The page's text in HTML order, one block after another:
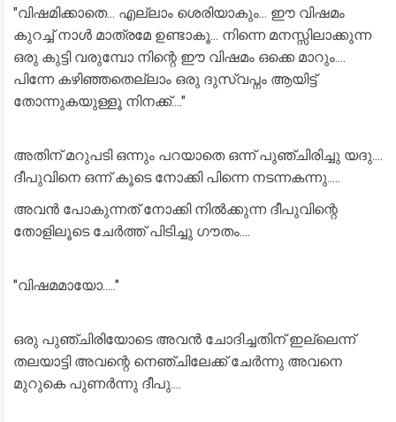
"വിഷമിക്കാതെ... എല്ലാം ശെരിയാകും... ഈ വിഷമം
കുറച്ച് നാൾ മാത്രമേ ഉണ്ടാകൂ... നിന്നെ മനസ്സിലാക്കുന്ന
ഒരു കുട്ടി വരുമ്പോ നിന്റെ ഈ വിഷമം ഒക്കെ മാറും....
പിന്നേ കഴിഞ്ഞതെല്ലാം ഒരു ദുസ്വപ്നം ആയിട്ട്
തോന്നുകയുള്ളൂ നിനക്ക്...."
അതിന് മറുപടി ഒന്നും പറയാതെ ഒന്ന് പുഞ്ചിരിച്ചു യദു....
ദീപുവിനെ ഒന്ന് കൂടെ നോക്കി പിന്നെ നടന്നകന്നു.....
അവൻ പോകുന്നത് നോക്കി നിൽക്കുന്ന ദീപുവിന്റെ
തോളിലൂടെ ചേർത്ത് പിടിച്ചു ഗൗതം....
"വിഷമമായോ....."
ഒരു പുഞ്ചിരിയോടെ അവൻ ചോദിച്ചതിന് ഇല്ലെന്ന്
തലയാട്ടി അവന്റെ നെഞ്ചിലേക്ക് ചേർന്നു അവനെ
മുറുകെ പുണർന്നു ദീപു....